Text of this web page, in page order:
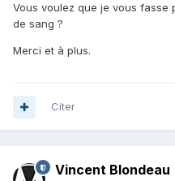
Vous voulez que je vous fasse
de sang ?
Merci et à plus.
Citer
Vincent Blondeau